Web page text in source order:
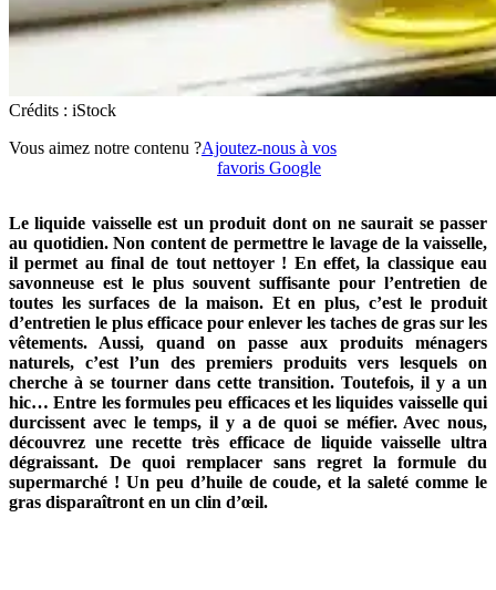
Crédits : iStock
Vous aimez notre contenu ?Ajoutez-nous à vos
favoris Google
Le liquide vaisselle est un produit dont on ne saurait se passer
au quotidien. Non content de permettre le lavage de la vaisselle,
il permet au final de tout nettoyer ! En effet, la classique eau
savonneuse est le plus souvent suffisante pour l’entretien de
toutes les surfaces de la maison. Et en plus, c’est le produit
d’entretien le plus efficace pour enlever les taches de gras sur les
vêtements. Aussi, quand on passe aux produits ménagers
naturels, c’est l’un des premiers produits vers lesquels on
cherche à se tourner dans cette transition. Toutefois, il y a un
hic… Entre les formules peu efficaces et les liquides vaisselle qui
durcissent avec le temps, il y a de quoi se méfier. Avec nous,
découvrez une recette très efficace de liquide vaisselle ultra
dégraissant. De quoi remplacer sans regret la formule du
supermarché ! Un peu d’huile de coude, et la saleté comme le
gras disparaîtront en un clin d’œil.